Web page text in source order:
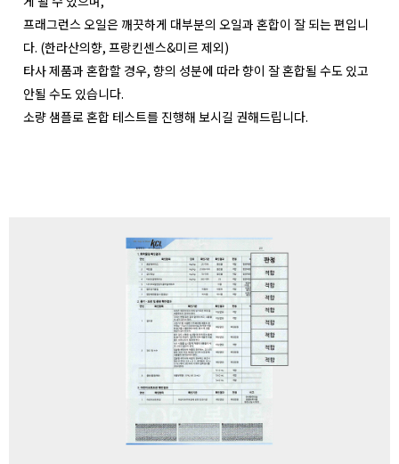
프래그런스 오일은 깨끗하게 대부분의 오일과 혼합이 잘 되는 편입니
다. (한라산의향, 프랑킨센스&미르 제외)
타사 제품과 혼합할 경우, 향의 성분에 따라 향이 잘 혼합될 수도 있고
안될 수도 있습니다.
소량 샘플로 혼합 테스트를 진행해 보시길 권해드립니다.